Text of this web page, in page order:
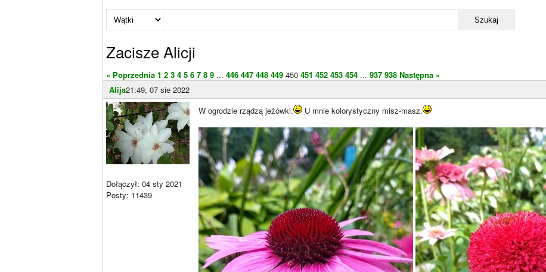
Szukaj
Zacisze Alicji
« Poprzednia 1 2 3 4 5 6 7 8 9 ... 446 447 448 449 450 451 452 453 454 ... 937 938 Następna »
Alija21:49, 07 sie 2022
Dołączył: 04 sty 2021
Posty: 11439
W ogrodzie rządzą jeżówki. U mnie kolorystyczny misz-masz.